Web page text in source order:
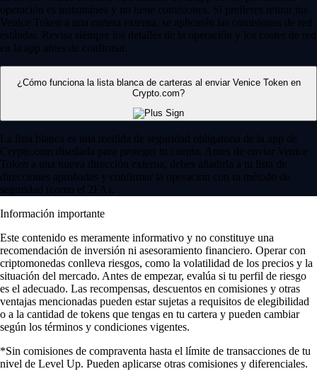
operación es instantánea y no tiene comisiones. Si prefieres retirar tus
Venice Token a una cartera externa, se aplicarán las comisiones de red
estándar. Revisa siempre los detalles de la operación y los costes de red
en la app antes de confirmar.
¿Cómo funciona la lista blanca de carteras al enviar Venice Token en
Crypto.com?
La lista blanca es una medida de seguridad obligatoria de la app de
Crypto.com diseñada para proteger tu cuenta. Antes de enviar Venice
Token a una nueva dirección externa, debes añadirla a tu lista de
direcciones aprobadas y confirmar la operación con tu método de
seguridad (como el 2FA).
Información importante
Este contenido es meramente informativo y no constituye una
recomendación de inversión ni asesoramiento financiero. Operar con
criptomonedas conlleva riesgos, como la volatilidad de los precios y la
situación del mercado. Antes de empezar, evalúa si tu perfil de riesgo
es el adecuado. Las recompensas, descuentos en comisiones y otras
ventajas mencionadas pueden estar sujetas a requisitos de elegibilidad
o a la cantidad de tokens que tengas en tu cartera y pueden cambiar
según los términos y condiciones vigentes.
*Sin comisiones de compraventa hasta el límite de transacciones de tu
nivel de Level Up. Pueden aplicarse otras comisiones y diferenciales.